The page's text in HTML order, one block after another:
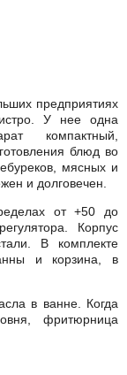
предприятиях
У нее одна
компактный,
блюд во
мясных и
и долговечен.
от +50 до
Корпус
В комплекте
и корзина, в
в ванне. Когда
фритюрница